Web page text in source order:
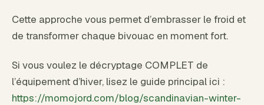
Cette approche vous permet d’embrasser le froid et
de transformer chaque bivouac en moment fort.
Si vous voulez le décryptage COMPLET de
l’équipement d’hiver, lisez le guide principal ici :
https://momojord.com/blog/scandinavian-winter-